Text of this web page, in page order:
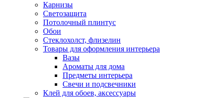
Карнизы
Светозащита
Потолочный плинтус
Обои
Стеклохолст, флизелин
Товары для оформления интерьера
Вазы
Ароматы для дома
Предметы интерьера
Свечи и подсвечники
Клей для обоев, аксессуары